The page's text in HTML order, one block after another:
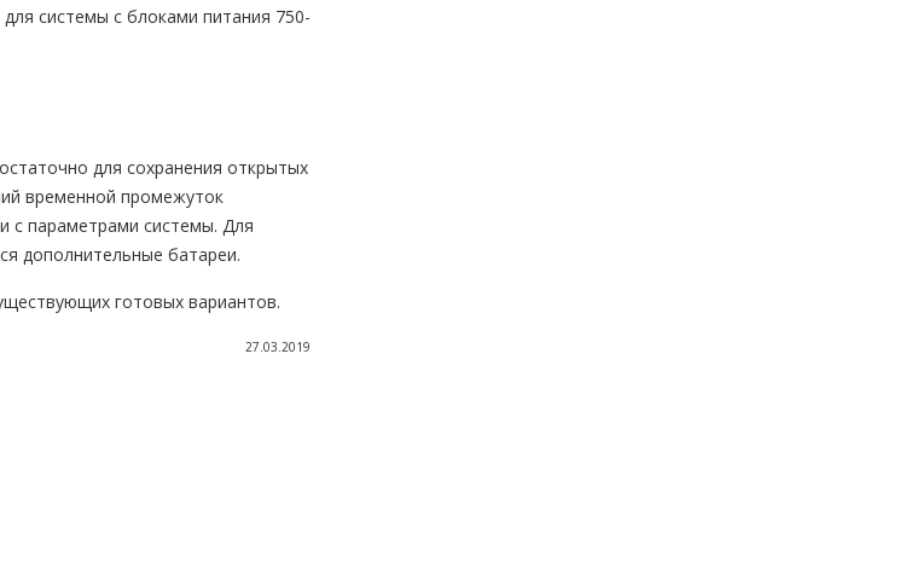
системы с блоками питания 750-
для сохранения открытых
временной промежуток
с параметрами системы. Для
дополнительные батареи.
готовых вариантов.
27.03.2019